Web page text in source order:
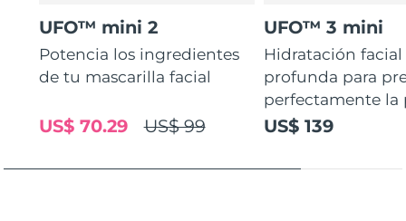
UFO™ mini 2
Potencia los ingredientes
de tu mascarilla facial
US$ 99
US$ 70.29
UFO™ 3 mini
Hidratación facial
profunda para
perfectamente la
US$ 139